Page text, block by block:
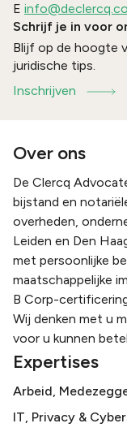
E
Schrijf je in voor
Blijf op de hoogte
juridische tips.
Inschrijven
Over ons
De Clercq
bijstand en
overheden,
Leiden en Den
met persoonlijke
maatschappelijke
B Corp-
Wij denken met u
voor u kunnen
Expertises
Arbeid,
IT, Privacy &